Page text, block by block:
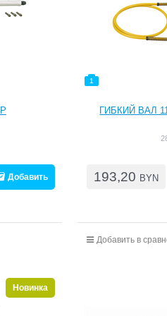
Добавить
1
ГИБКИЙ ВАЛ
193,20 BYN
Добавить в
Новинка